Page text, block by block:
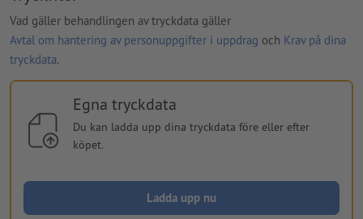
Vad gäller behandlingen av tryckdata gäller
Avtal om hantering av personuppgifter i uppdrag och Krav på dina
tryckdata.
Egna tryckdata
Du kan ladda upp dina tryckdata före eller efter
köpet.
Ladda upp nu